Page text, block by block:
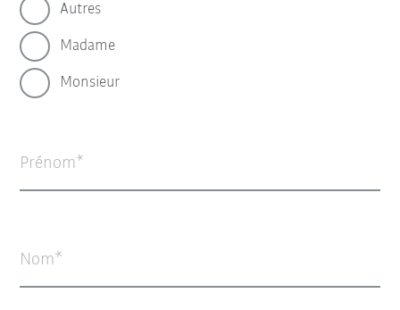
Autres
Madame
Monsieur
Prénom
Nom